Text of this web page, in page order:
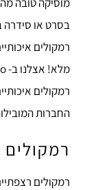
בסרט או סידרה
רמקולים
רמקולים
החברות
רמקולים